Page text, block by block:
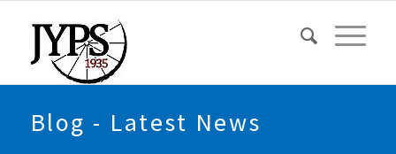
Blog - Latest News